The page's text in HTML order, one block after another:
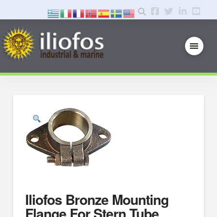
Iliofos Bronze Mounting